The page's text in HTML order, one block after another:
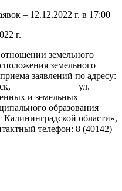
– 12.12.2022 г. в 17:00
г.
земельного
земельного
заявлений по адресу:
г. Озерск, ул.
и земельных
образования
области»,
телефон: 8 (40142)